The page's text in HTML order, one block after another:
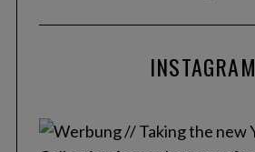
INSTAGRAM